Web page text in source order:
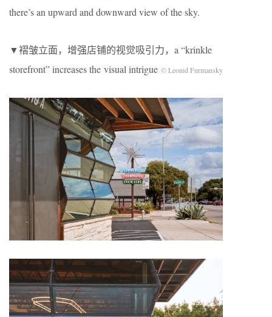
there’s an upward and downward view of the sky.
▼褶皱立面，增强店铺的视觉吸引力，a “krinkle
storefront” increases the visual intrigue ©Leonid Furmansky